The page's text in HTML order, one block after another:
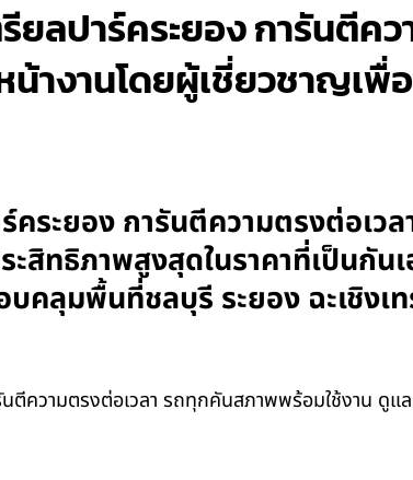
ยลปาร์คระยอง การันตีค
างานโดยผู้เชี่ยวชาญเพื่
คระยอง การันตีความตรงต่อเ
สิทธิภาพสูงสุดในราคาที่เป็นกัน
คลุมพื้นที่ชลบุรี ระยอง ฉะเชิงเ
ตีความตรงต่อเวลา รถทุกคันสภาพพร้อมใช้งาน ดูแ